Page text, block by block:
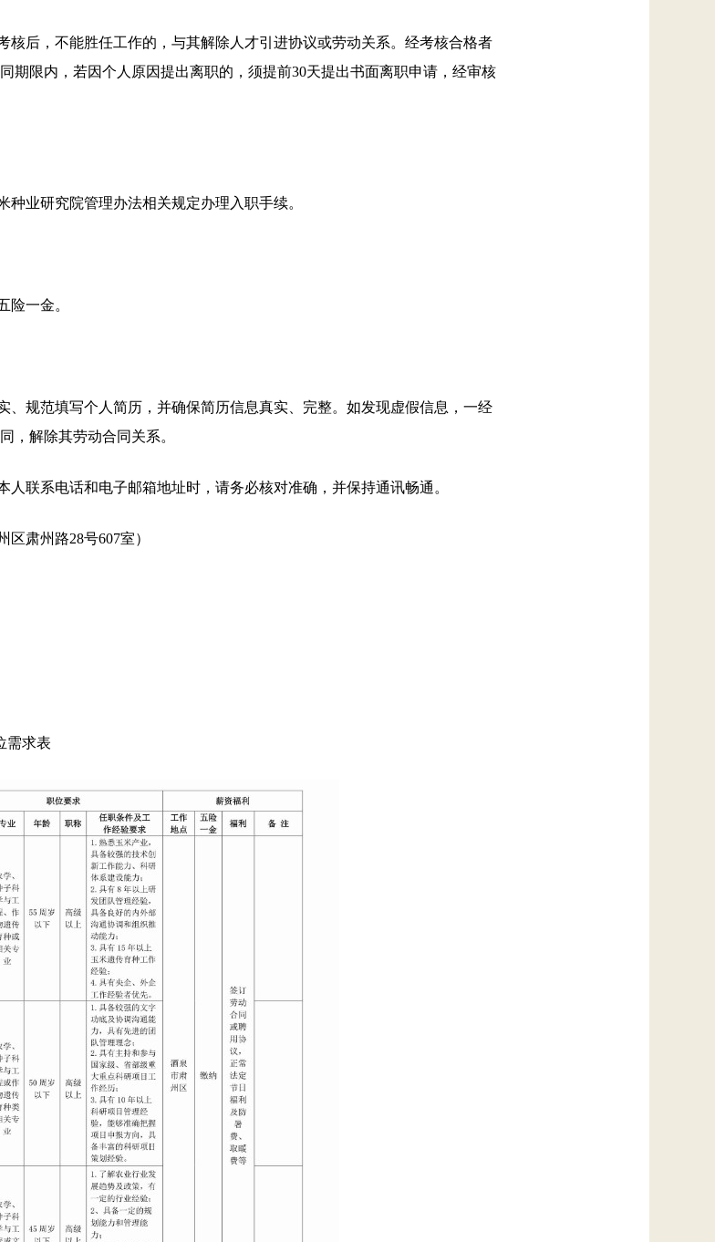
核后，不能胜任工作的，与其解除人才引进协议或劳动关系。经考核合格者
期限内，若因个人原因提出离职的，须提前30天提出书面离职申请，经审核
业研究院管理办法相关规定办理入职手续。
险一金。
、规范填写个人简历，并确保简历信息真实、完整。如发现虚假信息，一经
，解除其劳动合同关系。
联系电话和电子邮箱地址时，请务必核对准确，并保持通讯畅通。
肃州路28号607室）
需求表